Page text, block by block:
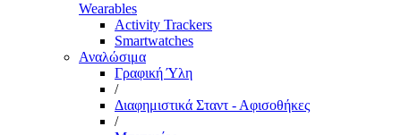
Wearables
Activity Trackers
Smartwatches
Αναλώσιμα
Γραφική Ύλη
/
Διαφημιστικά Σταντ - Αφισοθήκες
/